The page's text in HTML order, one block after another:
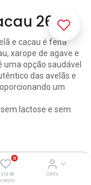
0
de
Conta
260g
e cacau é feita
xarope de agave e
opção saudável
das avelãs e
um
lactose e sem